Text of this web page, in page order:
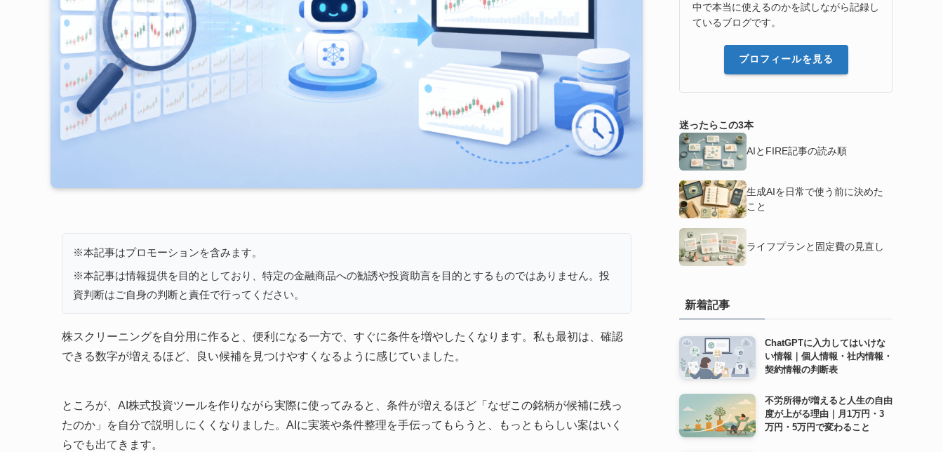
※本記事はプロモーションを含みます。
※本記事は情報提供を目的としており、特定の金融商品への勧誘や投資助言を目的とするものではありません。投
資判断はご自身の判断と責任で行ってください。
株スクリーニングを自分用に作ると、便利になる一方で、すぐに条件を増やしたくなります。私も最初は、確認
できる数字が増えるほど、良い候補を見つけやすくなるように感じていました。
ところが、AI株式投資ツールを作りながら実際に使ってみると、条件が増えるほど「なぜこの銘柄が候補に残っ
たのか」を自分で説明しにくくなりました。AIに実装や条件整理を手伝ってもらうと、もっともらしい案はいく
らでも出てきます。
中で本当に使えるのかを試しながら記録し
ているブログです。
プロフィールを見る
迷ったらこの3本
AIとFIRE記事の読み順
生成AIを日常で使う前に決めた
こと
ライフプランと固定費の見直し
新着記事
ChatGPTに入力してはいけな
い情報｜個人情報・社内情報・
契約情報の判断表
不労所得が増えると人生の自由
度が上がる理由｜月1万円・3
万円・5万円で変わること